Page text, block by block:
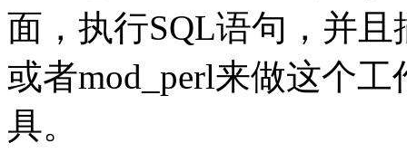
面，执行SQL语句，并
或者mod_perl来做这个
具。